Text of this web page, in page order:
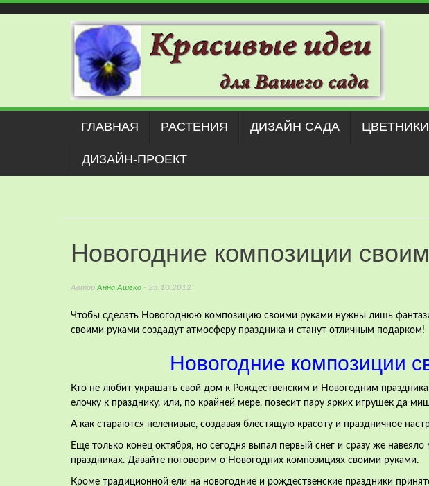
Наверх
ГЛАВНАЯ РАСТЕНИЯ ДИЗАЙН САДА ЦВЕТНИКИ
ДИЗАЙН-ПРОЕКТ
Новогодние композиции
Автор Анна Ашеко - 25.10.2012
Чтобы сделать Новогоднюю композицию своими руками нужны лишь
своими руками создадут атмосферу праздника и станут отличным подарком!
Новогодние композиции
Кто не любит украшать свой дом к Рождественским и Новогодним
елочку к празднику, или, по крайней мере, повесит пару ярких игрушек да
А как стараются неленивые, создавая блестящую красоту и праздничное
Еще только конец октября, но сегодня выпал первый снег и сразу же
праздниках. Давайте поговорим о Новогодних композициях своими руками.
Кроме традиционной ели на новогодние и рождественские праздники